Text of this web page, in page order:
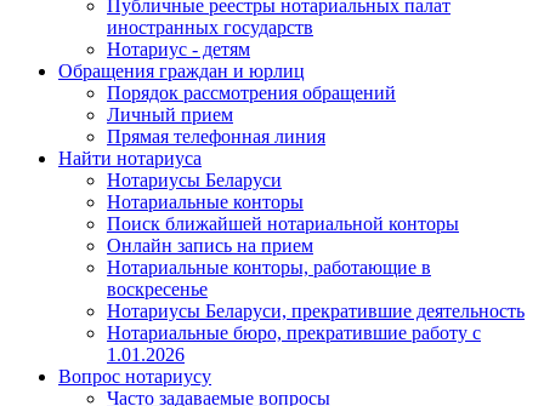
Публичные реестры нотариальных палат
иностранных государств
Нотариус - детям
Обращения граждан и юрлиц
Порядок рассмотрения обращений
Личный прием
Прямая телефонная линия
Найти нотариуса
Нотариусы Беларуси
Нотариальные конторы
Поиск ближайшей нотариальной конторы
Онлайн запись на прием
Нотариальные конторы, работающие в
воскресенье
Нотариусы Беларуси, прекратившие деятельность
Нотариальные бюро, прекратившие работу с
1.01.2026
Вопрос нотариусу
Часто задаваемые вопросы